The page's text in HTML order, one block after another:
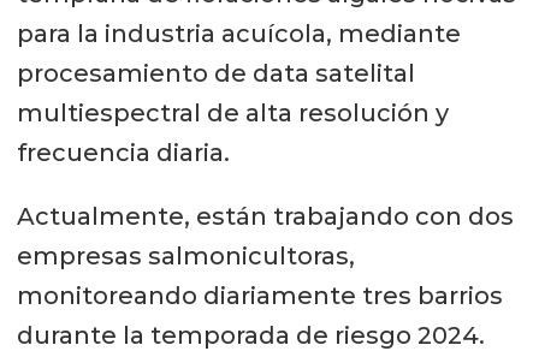
para la industria acuícola, mediante
procesamiento de data satelital
multiespectral de alta resolución y
frecuencia diaria.
Actualmente, están trabajando con dos
empresas salmonicultoras,
monitoreando diariamente tres barrios
durante la temporada de riesgo 2024.